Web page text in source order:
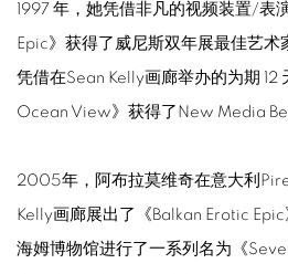
1997 年，她凭借非凡的视频装置/表
Epic》获得了威尼斯双年展最佳艺
凭借在Sean Kelly画廊举办的为期 12
Ocean View》获得了New Media
2005年，阿布拉莫维奇在意大利
Kelly画廊展出了《Balkan Erotic
海姆博物馆进行了一系列名为《